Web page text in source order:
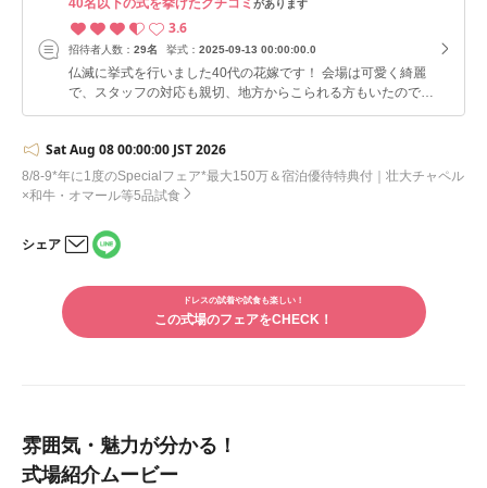
40名以下の式を挙げたクチコミ があります
3.6
招待者人数： 29名 挙式： 2025-09-13 00:00:00.0
仏滅に挙式を行いました40代の花嫁です！ 会場は可愛く綺麗
で、スタッフの対応も親切、地方からこられる方もいたので東
京駅から近い利便性、全体的には満足です。 スカイランタ
日見たらイメージ通りで素敵でした。 チャペル内の装花、最
低のグレードでも満足！ チャペル内が綺麗なのでご予算のあ
る方は、一番下のプランでも良いと思います。 披露宴ホワイ
通りの装飾をしてくれていて完璧。なお生花や造花は持ち込め
ないので注意。 打合せはかなり時間がかかったけど、3カ月で
モート対応もしてくれて感謝。 後日、メールでもう一度質問
しても丁寧に返してくれた。 【オプションについて】 デザー
トビュッフェ、最初はどんなデザートが並ぶかわからず、少々
Sat Aug 08 00:00:00 JST 2026
8/8-9*年に1度のSpecialフェア*最大150万＆宿泊優待特典付｜壮大チャペル
×和牛・オマール等5品試食
シェア
ルで
シェ
アす
る
で
ドレスの試着や試食も楽しい！
この式場のフェアをCHECK！
雰囲気・魅力が分かる！
式場紹介ムービー